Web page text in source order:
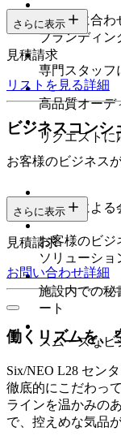
ニーズに合わ
ブランディン
専門スタッフ
高品質オーデ
リクエストに
さらに表示
見積請求
リストを見る詳細
ビジネスコンシ
お客様のビジネス
専門家による
お客様のビジ
ソリューショ
施設内での秘
ート
スムーズなビ
さらに表示
見積請求
お問い合わせ詳細
働くリズムを、
Six/NEO L28 セン
徹底的にこだわっ
ラインを温かみの
で、控えめな気品